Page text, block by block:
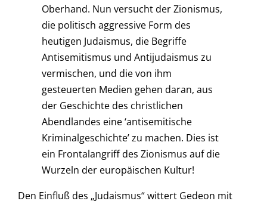
Oberhand. Nun versucht der Zionismus,
die politisch aggressive Form des
heutigen Judaismus, die Begriffe
Antisemitismus und Antijudaismus zu
vermischen, und die von ihm
gesteuerten Medien gehen daran, aus
der Geschichte des christlichen
Abendlandes eine ‘antisemitische
Kriminalgeschichte’ zu machen. Dies ist
ein Frontalangriff des Zionismus auf die
Wurzeln der europäischen Kultur!
Den Einfluß des „Judaismus“ wittert Gedeon mit